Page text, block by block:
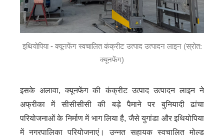
इथियोपिया - क्यूनफेंग स्वचालित कंक्रीट उत्पाद उत्पादन लाइन (स्रोत:
क्यूनफेंग)
इसके अलावा, क्यूनफेंग की कंक्रीट उत्पाद उत्पादन लाइन ने
अफ्रीका में सीसीसीसी की बड़े पैमाने पर बुनियादी ढांचा
परियोजनाओं के निर्माण में भाग लिया है, जैसे युगांडा और इथियोपिया
में नगरपालिका परियोजनाएं। उन्नत सहायक स्वचालित मोल्ड